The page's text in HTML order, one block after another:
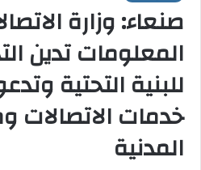
صنعاء: وزارة
المعلومات تدين
للبنية التحتية
خدمات الاتصالات
المدنية